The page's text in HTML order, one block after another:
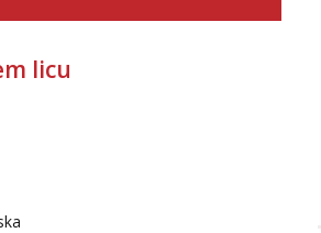
licu